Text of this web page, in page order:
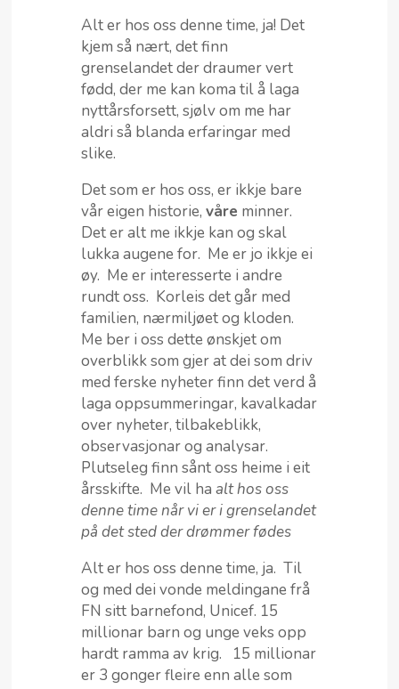
Alt er hos oss denne time, ja! Det
kjem så nært, det finn
grenselandet der draumer vert
fødd, der me kan koma til å laga
nyttårsforsett, sjølv om me har
aldri så blanda erfaringar med
slike.
Det som er hos oss, er ikkje bare
vår eigen historie, våre minner.
Det er alt me ikkje kan og skal
lukka augene for. Me er jo ikkje ei
øy. Me er interesserte i andre
rundt oss. Korleis det går med
familien, nærmiljøet og kloden.
Me ber i oss dette ønskjet om
overblikk som gjer at dei som driv
med ferske nyheter finn det verd å
laga oppsummeringar, kavalkadar
over nyheter, tilbakeblikk,
observasjonar og analysar.
Plutseleg finn sånt oss heime i eit
årsskifte. Me vil ha alt hos oss
denne time når vi er i grenselandet
på det sted der drømmer fødes
Alt er hos oss denne time, ja. Til
og med dei vonde meldingane frå
FN sitt barnefond, Unicef. 15
millionar barn og unge veks opp
hardt ramma av krig. 15 millionar
er 3 gonger fleire enn alle som